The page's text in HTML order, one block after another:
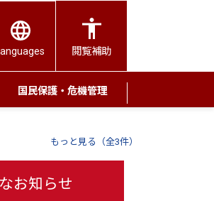
閲覧補助
国民保護・危機管理
もっと見る（全3件）
お知らせ